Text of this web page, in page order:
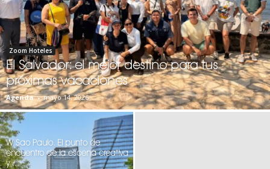
Zoom Hoteles
El Salvador: el mejor destino para tus
próximas vacaciones
Agenda - mayo 14, 2026
W Sao Paulo. El punto de
encuentro de la escena creativa
y ...